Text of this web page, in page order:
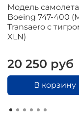
Модель самолета
Boeing 747-400
Transaero с
XLN)
20 250 руб
В корзину